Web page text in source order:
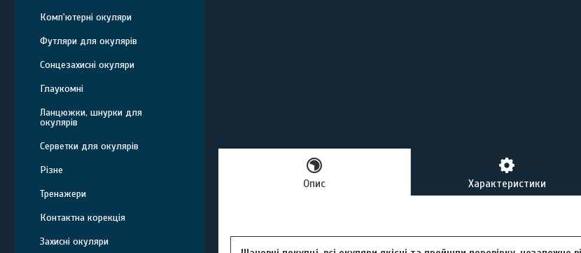
Опис Характеристики
Комп'ютерні окуляри
Футляри для окулярів
Сонцезахисні окуляри
Глаукомні
Ланцюжки, шнурки для
окулярів
Серветки для окулярів
Різне
Тренажери
Контактна корекція
Захисні окуляри